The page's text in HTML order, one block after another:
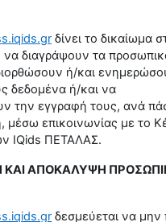
.iqids.grδίνει το δικαίωμα
διαγράψουν τα
ή/και
δεδομένα ή/και να
την εγγραφή τους, ανά
μέσω επικοινωνίας με το
IQids ΠΕΤΑΛΑΣ.
ΚΑΙ ΑΠΟΚΑΛΥΨΗ
.iqids.grδεσμεύεται να μην